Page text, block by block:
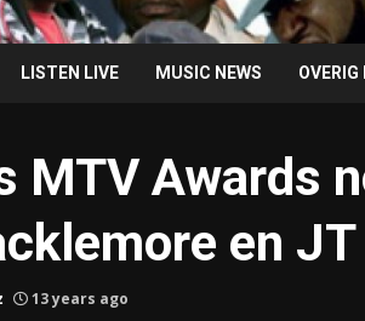
LISTEN LIVE MUSIC NEWS OVERIG
MTV Awards
en JT
13 years ago